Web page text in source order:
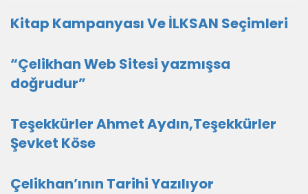
Kitap Kampanyası Ve İLKSAN Seçimleri
“Çelikhan Web Sitesi yazmışsa
doğrudur”
Teşekkürler Ahmet Aydın,Teşekkürler
Şevket Köse
Çelikhan’ının Tarihi Yazılıyor